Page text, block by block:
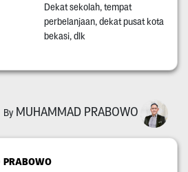
Dekat sekolah, tempat
perbelanjaan, dekat pusat kota
bekasi, dlk
By MUHAMMAD PRABOWO